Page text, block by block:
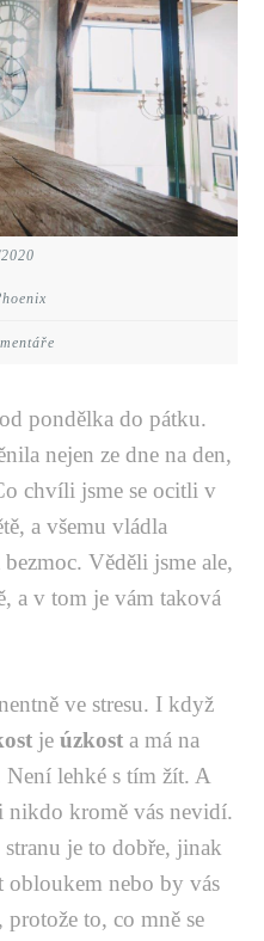
pondělka do pátku.
nejen ze dne na den,
chvíli jsme se ocitli v
a všemu vládla
Věděli jsme ale,
a v tom je vám taková
ve stresu. I když
jeúzkosta má na
Není lehké s tím žít. A
nikdo kromě vás nevidí.
je to dobře, jinak
obloukem nebo by vás
to, co mně se